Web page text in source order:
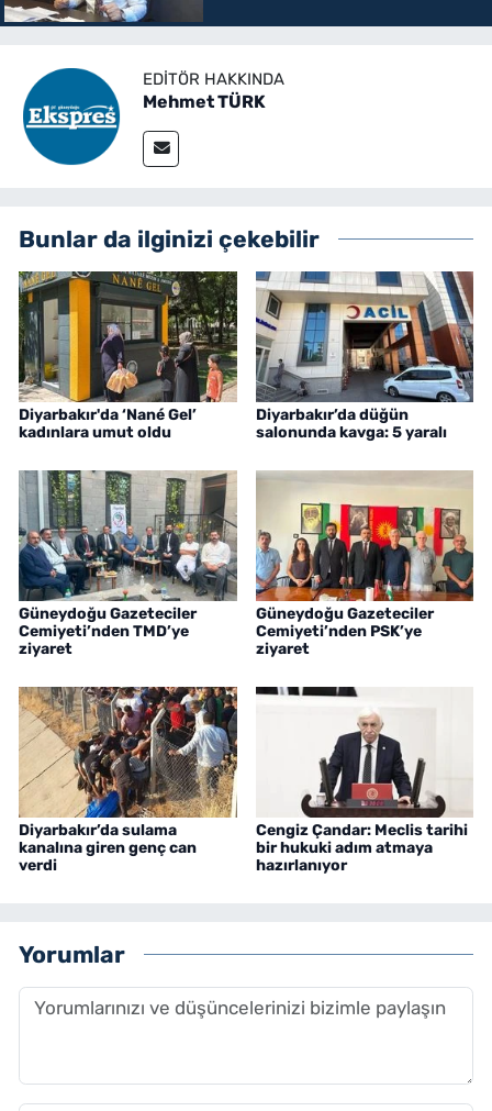
EDITÖR HAKKINDA
Mehmet TÜRK
Bunlar da ilginizi çekebilir
Diyarbakır'da ‘Nané Gel’
kadınlara umut oldu
Diyarbakır’da düğün
salonunda kavga: 5 yaralı
Güneydoğu Gazeteciler
Cemiyeti’nden TMD’ye
ziyaret
Güneydoğu Gazeteciler
Cemiyeti’nden PSK’ye
ziyaret
Diyarbakır’da sulama
kanalına giren genç can
verdi
Cengiz Çandar: Meclis tarihi
bir hukuki adım atmaya
hazırlanıyor
Yorumlar